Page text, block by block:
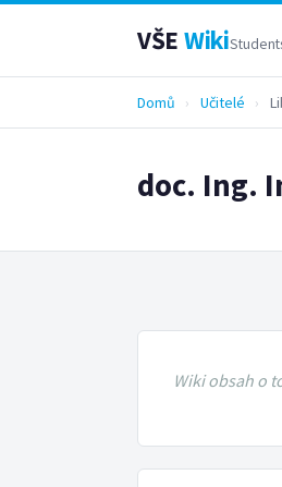
VŠE Wiki
Domů › Učitelé ›
doc. Ing.
Wiki obsah o